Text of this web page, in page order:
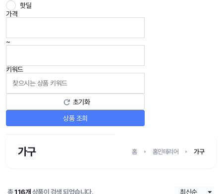
핫딜
가격
~
키워드
초기화
상품 조회
가구 홈 홈인테리어 가구
총116개 상품이 검색 되었습니다.